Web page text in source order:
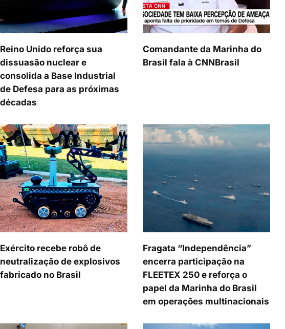
Reino Unido reforça sua
dissuasão nuclear e
consolida a Base Industrial
de Defesa para as próximas
décadas
Comandante da Marinha do
Brasil fala à CNNBrasil
Exército recebe robô de
neutralização de explosivos
fabricado no Brasil
Fragata “Independência”
encerra participação na
FLEETEX 250 e reforça o
papel da Marinha do Brasil
em operações multinacionais